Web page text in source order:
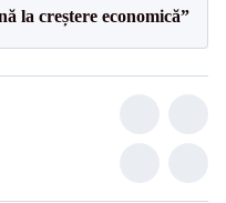
la creștere economică”